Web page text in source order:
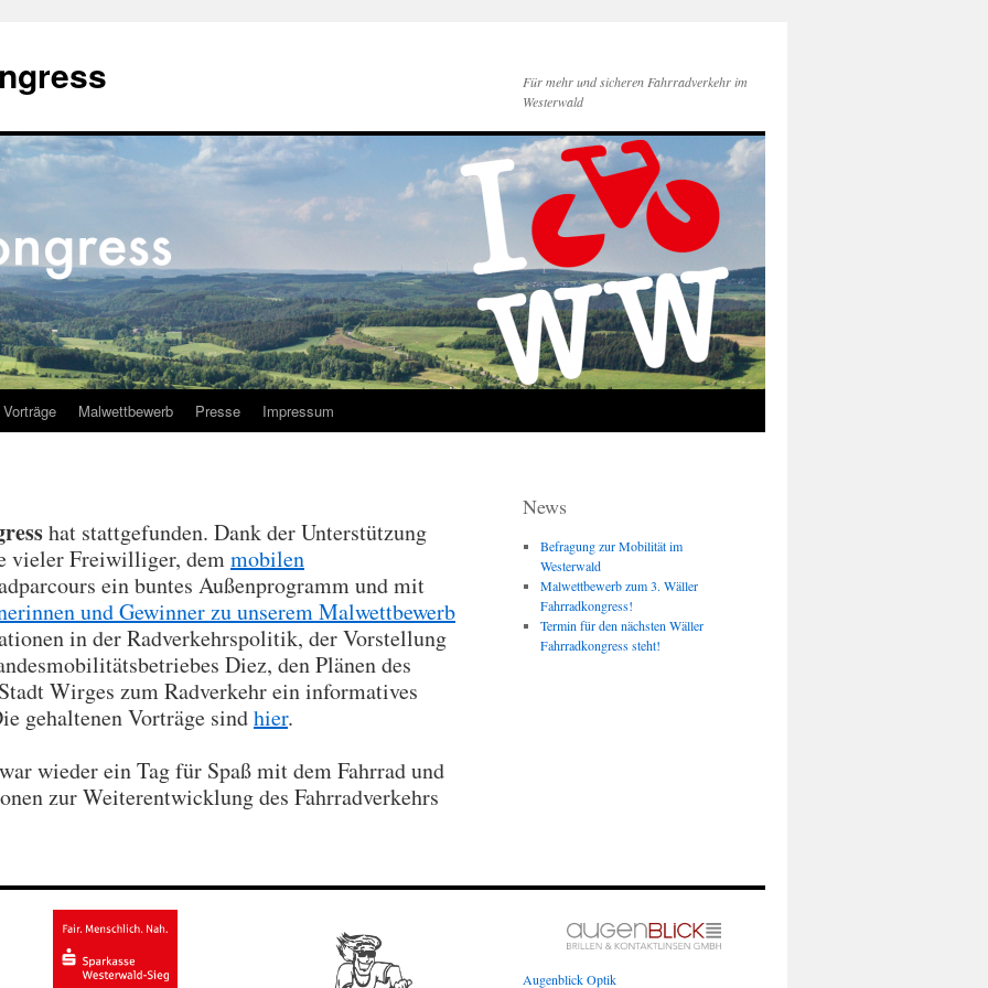
Für mehr und sicheren Fahrradverkehr im
Westerwald
Vorträge Malwettbewerb Presse Impressum
hat stattgefunden. Dank der Unterstützung
vieler Freiwilliger, demmobilen
ein buntes Außenprogramm und mit
und Gewinner zu unserem Malwettbewerb
in der Radverkehrspolitik, der Vorstellung
Diez, den Plänen des
Wirges zum Radverkehr ein informatives
gehaltenen Vorträge sindhier.
wieder ein Tag für Spaß mit dem Fahrrad und
zur Weiterentwicklung des Fahrradverkehrs
News
Befragung zur Mobilität im
Westerwald
Malwettbewerb zum 3. Wäller
Fahrradkongress!
Termin für den nächsten Wäller
Fahrradkongress steht!
Augenblick Optik